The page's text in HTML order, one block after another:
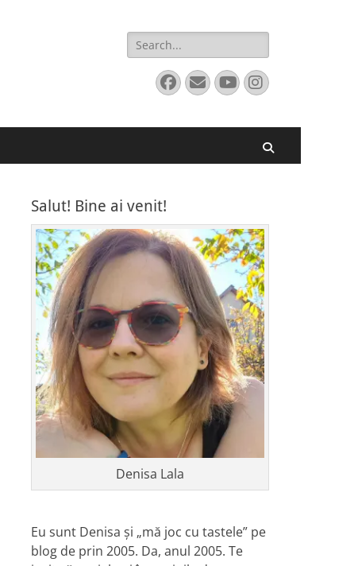
Search
for:
Facebook
EmailYouTube
Instagram
Salut! Bine ai venit!
Denisa Lala
Eu sunt Denisa și „mă joc cu tastele” pe
blog de prin 2005. Da, anul 2005. Te